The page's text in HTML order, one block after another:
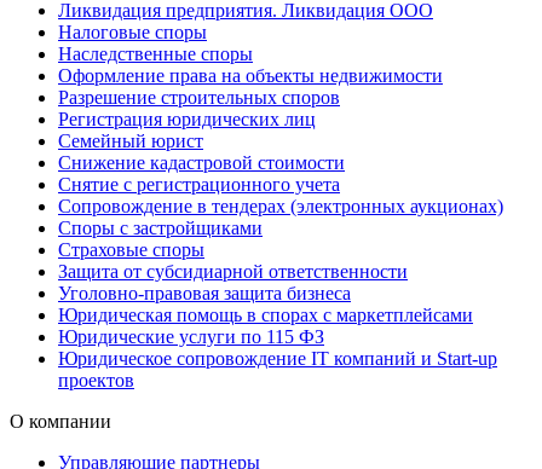
Ликвидация предприятия. Ликвидация ООО
Налоговые споры
Наследственные споры
Оформление права на объекты недвижимости
Разрешение строительных споров
Регистрация юридических лиц
Семейный юрист
Снижение кадастровой стоимости
Снятие с регистрационного учета
Сопровождение в тендерах (электронных аукционах)
Споры с застройщиками
Страховые споры
Защита от субсидиарной ответственности
Уголовно-правовая защита бизнеса
Юридическая помощь в спорах с маркетплейсами
Юридические услуги по 115 ФЗ
Юридическое сопровождение IT компаний и Start-up
проектов
О компании
Управляющие партнеры